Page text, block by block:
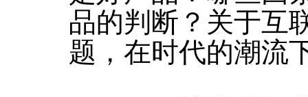
品的判断？关于互
题，在时代的潮流